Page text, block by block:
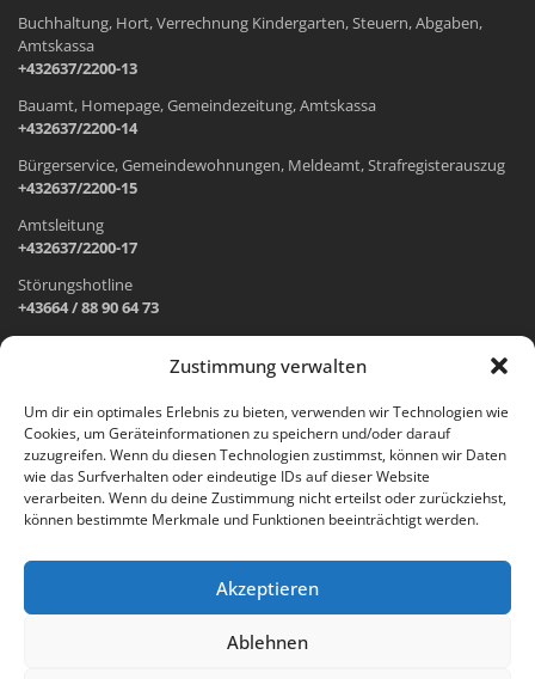
Zustimmung verwalten
Um dir ein optimales Erlebnis zu bieten, verwenden wir Technologien wie
Cookies, um Geräteinformationen zu speichern und/oder darauf
zuzugreifen. Wenn du diesen Technologien zustimmst, können wir Daten
wie das Surfverhalten oder eindeutige IDs auf dieser Website
verarbeiten. Wenn du deine Zustimmung nicht erteilst oder zurückziehst,
können bestimmte Merkmale und Funktionen beeinträchtigt werden.
Akzeptieren
Ablehnen
Buchhaltung, Hort, Verrechnung Kindergarten, Steuern, Abgaben,
Amtskassa
+432637/2200-13
Bauamt, Homepage, Gemeindezeitung, Amtskassa
+432637/2200-14
Bürgerservice, Gemeindewohnungen, Meldeamt, Strafregisterauszug
+432637/2200-15
Amtsleitung
+432637/2200-17
Störungshotline
+43664 / 88 90 64 73
Wr. Neustädter Straße 1
2733 Grünbach am Schneeberg
Öffnungszeiten Gemeindeamt:
Montag: 8.00 – 12.00 Uhr und 14.00 – 18.00 Uhr
Freitag: 8.00 – 12.00 Uhr
Email: